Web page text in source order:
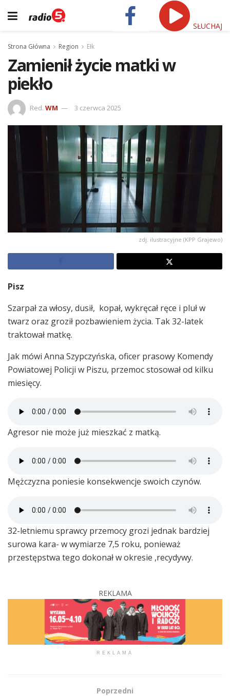
SŁUCHAJ
Strona Główna Region Ełk
Zamienił życie matki w
piekło
Red. WM 3 czerwca 2025
zdj. ilustracyjne (KPP Grajewo)
Pisz
Szarpał za włosy, dusił, kopał, wykręcał ręce i pluł w
twarz oraz groził pozbawieniem życia. Tak 32-latek
traktował matkę.
Jak mówi Anna Szypczyńska, oficer prasowy Komendy
Powiatowej Policji w Piszu, przemoc stosował od kilku
miesięcy.
Agresor nie może już mieszkać z matką.
Mężczyzna poniesie konsekwencje swoich czynów.
32-letniemu sprawcy przemocy grozi jednak bardziej
surowa kara- w wymiarze 7,5 roku, ponieważ
przestępstwa tego dokonał w okresie ,recydywy.
REKLAMA
REKLAMA
Poprzedni